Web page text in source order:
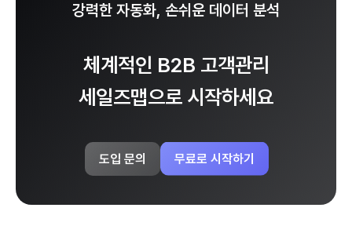
강력한 자동화, 손쉬운 데이터 분석
체계적인 B2B 고객관리
세일즈맵으로 시작하세요
도입 문의 무료로 시작하기